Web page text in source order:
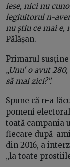
iese, nici nu
legiuitorul n-
nu știu ce mai e,
Pălășan.
Primarul
„Unu' o avut
să mai zici?”.
Spune că n-a
pomeni
toată campania
fiecare după-
din 2016, a
„la toate